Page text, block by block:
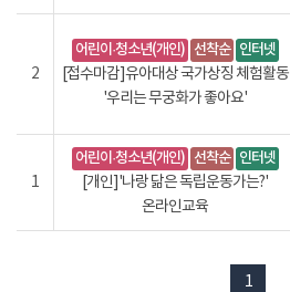
2
어린이·청소년(개인) 선착순 인터넷
[접수마감]유아대상 국가상징 체험활동
'우리는 무궁화가 좋아요'
1
어린이·청소년(개인) 선착순 인터넷
[개인]'나랑 닮은 독립운동가는?'
온라인교육
1